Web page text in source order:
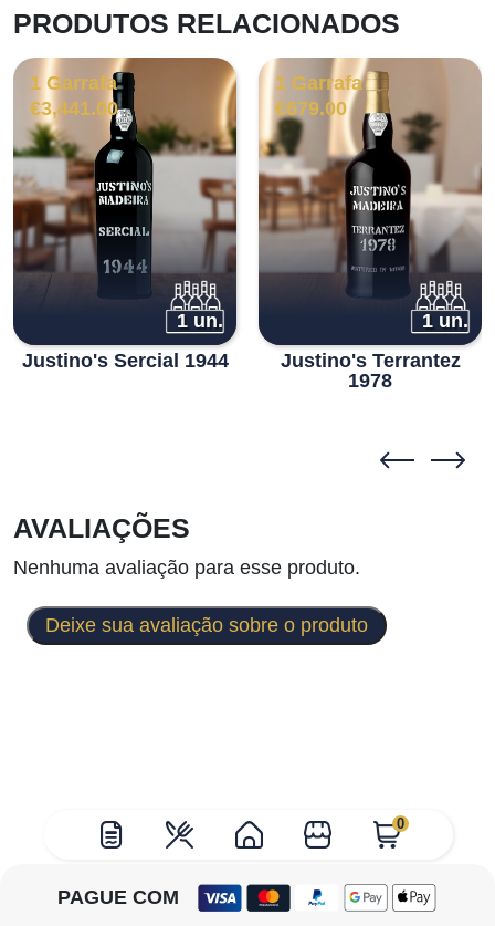
0
PRODUTOS RELACIONADOS
1 Garrafa
€3,441.00
1 un.
Justino's Sercial 1944
1 Garrafa
€679.00
1 un.
Justino's Terrantez
1978
AVALIAÇÕES
Nenhuma avaliação para esse produto.
Deixe sua avaliação sobre o produto
PAGUE COM